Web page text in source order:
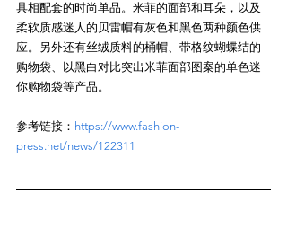
具相配套的时尚单品。米菲的面部和耳朵，以及
柔软质感迷人的贝雷帽有灰色和黑色两种颜色供
应。另外还有丝绒质料的桶帽、带格纹蝴蝶结的
购物袋、以黑白对比突出米菲面部图案的单色迷
参考链接： https://www.fashion-
press.net/news/122311